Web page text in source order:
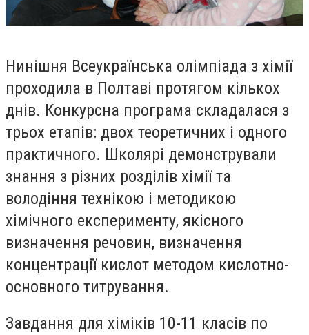
Нинішня Всеукраїнська олімпіада з хімії
проходила в Полтаві протягом кількох
днів. Конкурсна програма складалася з
трьох етапів: двох теоретичних і одного
практичного. Школярі демонстрували
знання з різних розділів хімії та
володіння технікою і методикою
хімічного експерименту, якісного
визначення речовин, визначення
концентрації кислот методом кислотно-
основного титрування.
Завдання для хіміків 10-11 класів по